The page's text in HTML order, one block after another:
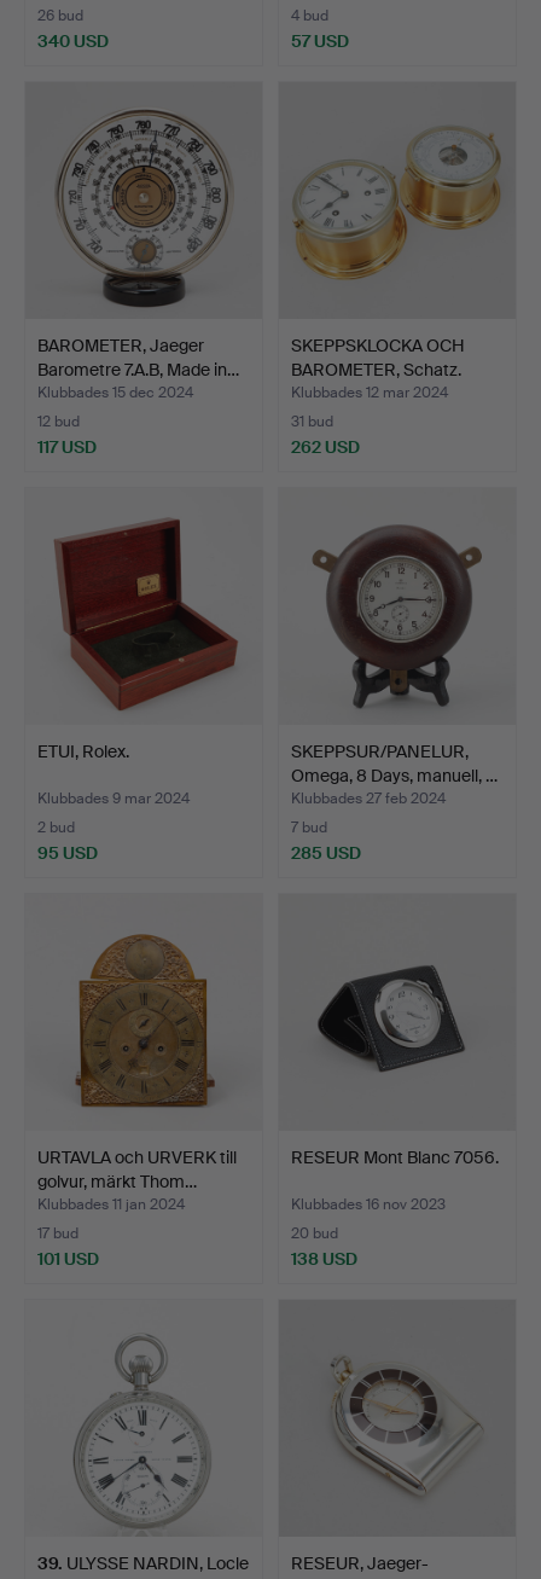
26 bud
340 USD
4 bud
57 USD
BAROMETER, Jaeger
Barometre 7.A.B, Made in…
Klubbades 15 dec 2024
12 bud
117 USD
SKEPPSKLOCKA OCH
BAROMETER, Schatz.
Klubbades 12 mar 2024
31 bud
262 USD
ETUI, Rolex.
Klubbades 9 mar 2024
2 bud
95 USD
SKEPPSUR/PANELUR,
Omega, 8 Days, manuell, …
Klubbades 27 feb 2024
7 bud
285 USD
URTAVLA och URVERK till
golvur, märkt Thom…
Klubbades 11 jan 2024
17 bud
101 USD
RESEUR Mont Blanc 7056.
Klubbades 16 nov 2023
20 bud
138 USD
39. ULYSSE NARDIN, Locle
RESEUR, Jaeger-